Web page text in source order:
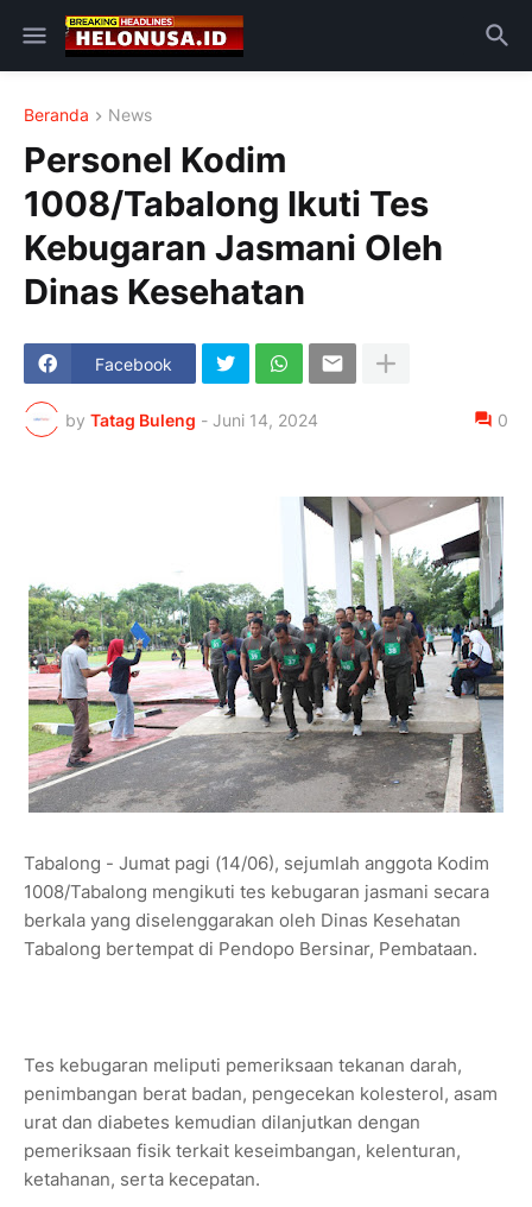
Beranda News
Personel Kodim
1008/Tabalong Ikuti Tes
Kebugaran Jasmani Oleh
Dinas Kesehatan
Facebook
by Tatag Buleng - Juni 14, 2024 0
Tabalong - Jumat pagi (14/06), sejumlah anggota Kodim
1008/Tabalong mengikuti tes kebugaran jasmani secara
berkala yang diselenggarakan oleh Dinas Kesehatan
Tabalong bertempat di Pendopo Bersinar, Pembataan.
Tes kebugaran meliputi pemeriksaan tekanan darah,
penimbangan berat badan, pengecekan kolesterol, asam
urat dan diabetes kemudian dilanjutkan dengan
pemeriksaan fisik terkait keseimbangan, kelenturan,
ketahanan, serta kecepatan.